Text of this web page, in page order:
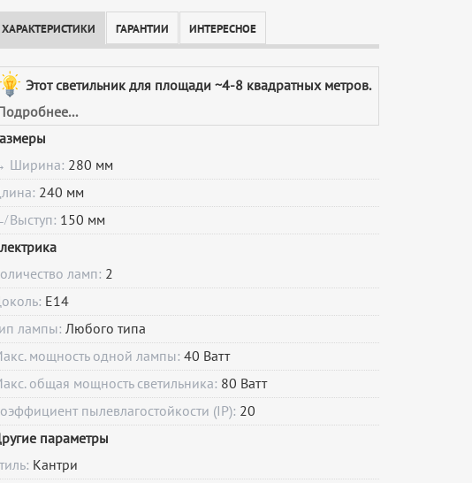
ХАРАКТЕРИСТИКИ ГАРАНТИИ ИНТЕРЕСНОЕ
Этот светильник для площади ~4-8 квадратных метров.
Ширина: 280 мм
240 мм
Выступ: 150 мм
ламп: 2
E14
лампы: Любого типа
мощность одной лампы: 40 Ватт
общая мощность светильника: 80 Ватт
пылевлагостойкости (IP): 20
параметры
Кантри